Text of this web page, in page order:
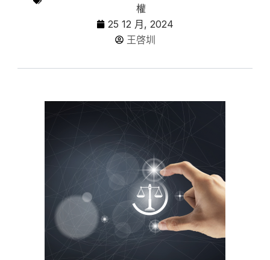
權
25 12 月, 2024
王啓圳